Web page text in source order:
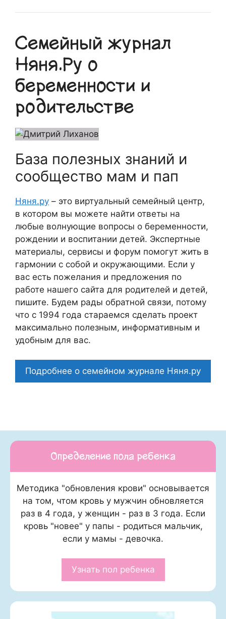
Семейный журнал
Няня.Ру о
беременности и
родительстве
База полезных знаний и
сообщество мам и пап
Няня.ру – это виртуальный семейный центр,
в котором вы можете найти ответы на
любые волнующие вопросы о беременности,
рождении и воспитании детей. Экспертные
материалы, сервисы и форум помогут жить в
гармонии с собой и окружающими. Если у
вас есть пожелания и предложения по
работе нашего сайта для родителей и детей,
пишите. Будем рады обратной связи, потому
что c 1994 года стараемся сделать проект
максимально полезным, информативным и
удобным для вас.
Подробнее о семейном журнале Няня.ру
Определение пола ребенка
Методика "обновления крови" основывается
на том, чтом кровь у мужчин обновляется
раз в 4 года, у женщин - раз в 3 года. Если
кровь "новее" у папы - родиться мальчик,
если у мамы - девочка.
Узнать пол ребенка